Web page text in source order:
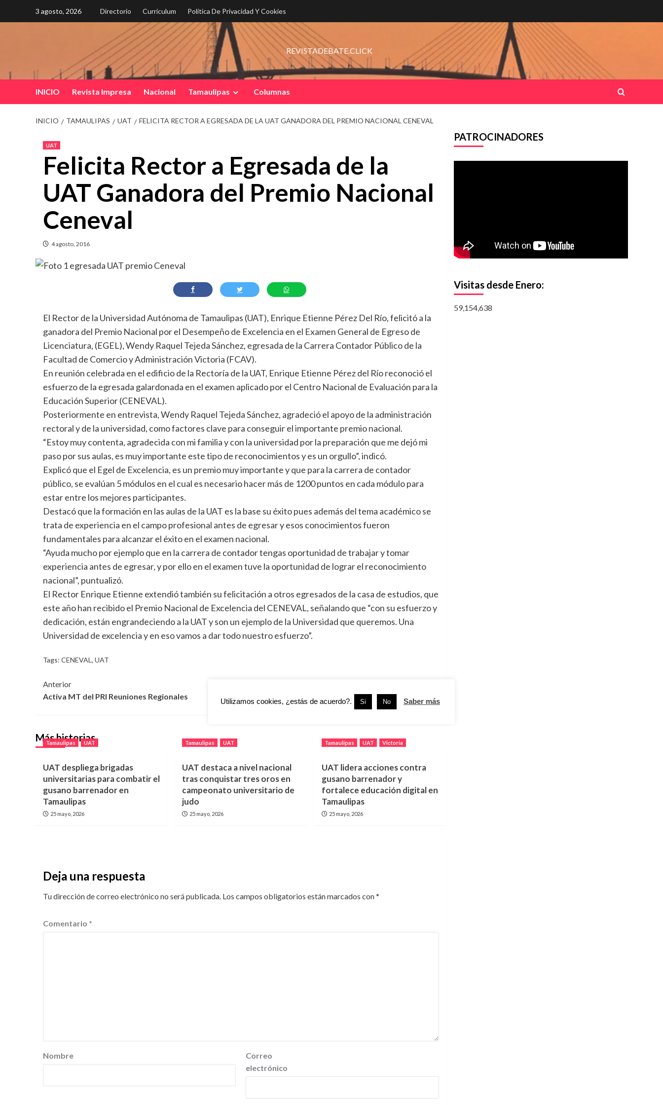
3 agosto, 2026 Directorio Curriculum Política De Privacidad Y Cookies
REVISTADEBATE.CLICK
INICIO Revista Impresa Nacional Tamaulipas Columnas
INICIO TAMAULIPAS UAT FELICITA RECTOR A EGRESADA DE LA UAT GANADORA DEL PREMIO NACIONAL CENEVAL
UAT
Felicita Rector a Egresada de la
UAT Ganadora del Premio Nacional
Ceneval
4 agosto, 2016
El Rector de la Universidad Autónoma de Tamaulipas (UAT), Enrique Etienne Pérez Del Río, felicitó a la
ganadora del Premio Nacional por el Desempeño de Excelencia en el Examen General de Egreso de
Licenciatura, (EGEL), Wendy Raquel Tejeda Sánchez, egresada de la Carrera Contador Público de la
Facultad de Comercio y Administración Victoria (FCAV).
En reunión celebrada en el edificio de la Rectoría de la UAT, Enrique Etienne Pérez del Río reconoció el
esfuerzo de la egresada galardonada en el examen aplicado por el Centro Nacional de Evaluación para la
Educación Superior (CENEVAL).
Posteriormente en entrevista, Wendy Raquel Tejeda Sánchez, agradeció el apoyo de la administración
rectoral y de la universidad, como factores clave para conseguir el importante premio nacional.
“Estoy muy contenta, agradecida con mi familia y con la universidad por la preparación que me dejó mi
paso por sus aulas, es muy importante este tipo de reconocimientos y es un orgullo”, indicó.
Explicó que el Egel de Excelencia, es un premio muy importante y que para la carrera de contador
público, se evalúan 5 módulos en el cual es necesario hacer más de 1200 puntos en cada módulo para
estar entre los mejores participantes.
Destacó que la formación en las aulas de la UAT es la base su éxito pues además del tema académico se
trata de experiencia en el campo profesional antes de egresar y esos conocimientos fueron
fundamentales para alcanzar el éxito en el examen nacional.
“Ayuda mucho por ejemplo que en la carrera de contador tengas oportunidad de trabajar y tomar
experiencia antes de egresar, y por ello en el examen tuve la oportunidad de lograr el reconocimiento
nacional”, puntualizó.
El Rector Enrique Etienne extendió también su felicitación a otros egresados de la casa de estudios, que
este año han recibido el Premio Nacional de Excelencia del CENEVAL, señalando que “con su esfuerzo y
dedicación, están engrandeciendo a la UAT y son un ejemplo de la Universidad que queremos. Una
Universidad de excelencia y en eso vamos a dar todo nuestro esfuerzo”.
Tags: CENEVAL , UAT
Navegación
de
Anterior
Activa MT del PRI Reuniones Regionales
Multarán a Empresas por Arrojar Desechos al Pánuco
Más historias
Tamaulipas UAT
UAT despliega brigadas
universitarias para combatir el
gusano barrenador en
Tamaulipas
25 mayo, 2026
Tamaulipas UAT
UAT destaca a nivel nacional
tras conquistar tres oros en
campeonato universitario de
judo
25 mayo, 2026
Tamaulipas UAT Victoria
UAT lidera acciones contra
gusano barrenador y
fortalece educación digital en
Tamaulipas
25 mayo, 2026
Deja una respuesta
Tu dirección de correo electrónico no será publicada. Los campos obligatorios están marcados con*
Comentario *
Nombre
Correo
electrónico
PATROCINADORES
Visitas desde Enero:
59,154,638
Utilizamos cookies, ¿estás de acuerdo?. Si No Saber más